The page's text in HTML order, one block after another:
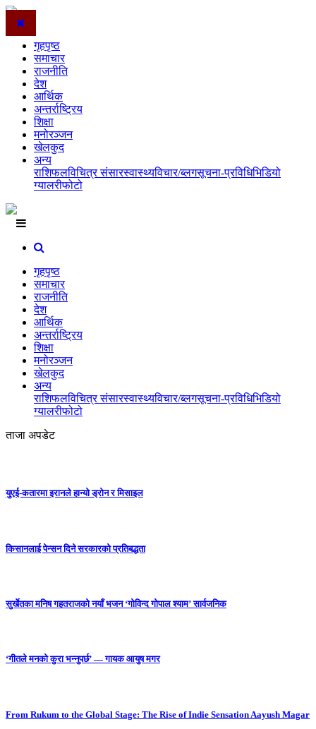
गृहपृष्ठ
समाचार
राजनीति
देश
आर्थिक
अन्तर्राष्ट्रिय
शिक्षा
मनोरञ्जन
खेलकुद
अन्य
राशिफलविचित्र संसारस्वास्थ्यविचार/ब्लगसूचना-प्रविधिभिडियो
ग्यालरीफोटो
गृहपृष्ठ
समाचार
राजनीति
देश
आर्थिक
अन्तर्राष्ट्रिय
शिक्षा
मनोरञ्जन
खेलकुद
अन्य
राशिफलविचित्र संसारस्वास्थ्यविचार/ब्लगसूचना-प्रविधिभिडियो
ग्यालरीफोटो
ताजा अपडेट
युएई-कतारमा इरानले हान्यो ड्रोन र मिसाइल
किसानलाई पेन्सन दिने सरकारको प्रतिबद्धता
सुर्खेतका मनिष गहतराजको नयाँ भजन ‘गोविन्द गोपाल श्याम’ सार्वजनिक
‘गीतले मनको कुरा भन्नुपर्छ’ — गायक आयुष मगर
From Rukum to the Global Stage: The Rise of Indie Sensation Aayush Magar